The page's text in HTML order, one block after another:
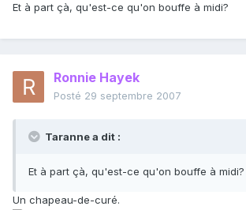
Et à part çà, qu'est-ce qu'on bouffe à midi?
Ronnie Hayek
Posté 29 septembre 2007
Taranne a dit :
Et à part çà, qu'est-ce qu'on bouffe à midi?
Un chapeau-de-curé.